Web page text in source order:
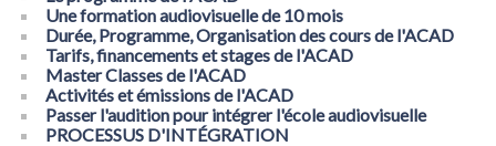
Une formation audiovisuelle de 10 mois
Durée, Programme, Organisation des cours de l'ACAD
Tarifs, financements et stages de l'ACAD
Master Classes de l'ACAD
Activités et émissions de l'ACAD
Passer l'audition pour intégrer l'école audiovisuelle
PROCESSUS D'INTÉGRATION